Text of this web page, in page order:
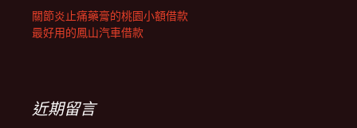
關節炎止痛藥膏的桃園小額借款
最好用的鳳山汽車借款
近期留言